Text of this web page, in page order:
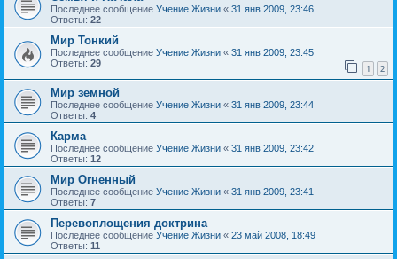
Последнее сообщение Учение Жизни « 31 янв 2009, 23:46
Ответы: 22
Мир Тонкий
Последнее сообщение Учение Жизни « 31 янв 2009, 23:45
Ответы: 29 1 2
Мир земной
Последнее сообщение Учение Жизни « 31 янв 2009, 23:44
Ответы: 4
Карма
Последнее сообщение Учение Жизни « 31 янв 2009, 23:42
Ответы: 12
Мир Огненный
Последнее сообщение Учение Жизни « 31 янв 2009, 23:41
Ответы: 7
Перевоплощения доктрина
Последнее сообщение Учение Жизни « 23 май 2008, 18:49
Ответы: 11